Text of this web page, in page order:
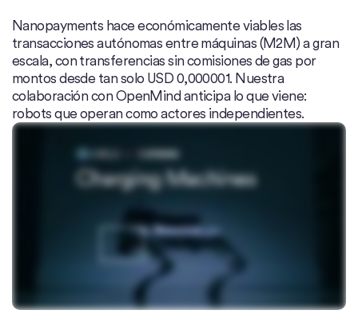
Nanopayments hace económicamente viables las
transacciones autónomas entre máquinas (M2M) a gran
escala, con transferencias sin comisiones de gas por
montos desde tan solo USD 0,000001. Nuestra
colaboración con OpenMind anticipa lo que viene:
robots que operan como actores independientes.